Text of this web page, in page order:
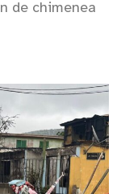
de chimenea